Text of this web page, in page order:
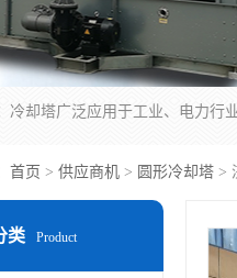
首页 > 供应商机 > 圆形冷却塔 >
类 Product